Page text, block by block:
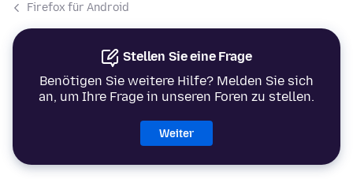
Firefox für Android
Stellen Sie eine Frage
Benötigen Sie weitere Hilfe? Melden Sie sich
an, um Ihre Frage in unseren Foren zu stellen.
Weiter